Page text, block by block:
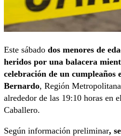
Este sábado dos menores de
heridos por una balacera
celebración de un cumpleaños
Bernardo, Región
alrededor de las 19:10 horas en
Caballero.
Según información preliminar,